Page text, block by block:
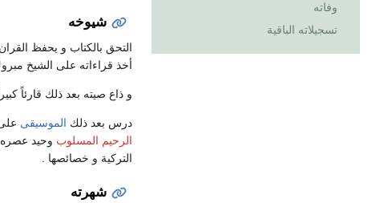
وفاته
تسجيلاته الباقية
شيوخه
التحق بالكتاب و يحفظ
أخذ قراءاته على الشيخ
و ذاع صيته بعد ذلك قارئاً
درس بعد ذلك الموسيقى
الرحيم المسلوب وحيد
التركية و خصائصها .
شهرته